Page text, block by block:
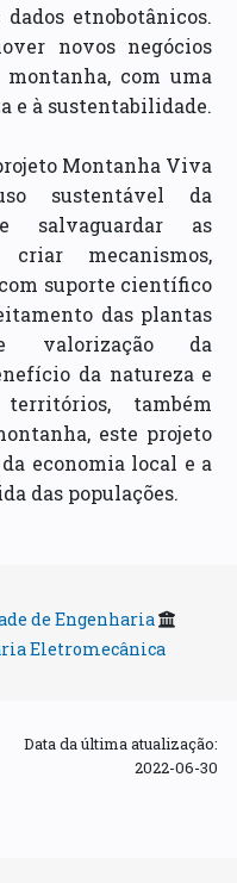
etnobotânicos.
novos negócios
com uma
e à sustentabilidade.
Montanha Viva
sustentável da
salvaguardar as
mecanismos,
suporte científico
das plantas
valorização da
da natureza e
também
este projeto
economia local e a
das populações.
de Engenharia
Eletromecânica
Data da última atualização:
2022-06-30